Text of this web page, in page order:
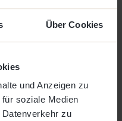
Über Cookies
und Anzeigen zu
soziale Medien
zu
Die
und